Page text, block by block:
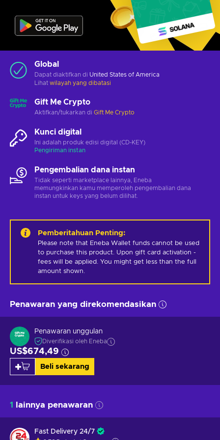
Global
Dapat diaktifkan di United States of America
Lihat wilayah yang dibatasi
Gift Me Crypto
Aktifkan/tukarkan di Gift Me Crypto
Kunci digital
Ini adalah produk edisi digital (CD-KEY)
Pengiriman instan
Pengembalian dana instan
Tidak seperti marketplace lainnya, Eneba
memungkinkan kamu memperoleh pengembalian dana
instan untuk keys yang belum dilihat.
Pemberitahuan Penting:
Please note that Eneba Wallet funds cannot be used
to purchase this product. Upon gift card activation -
fees will be applied. You might get less than the full
amount shown.
Penawaran yang direkomendasikan
Penawaran unggulan
Diverifikasi oleh Eneba
US$674,49
Beli sekarang
1 lainnya penawaran
Fast Delivery 24/7